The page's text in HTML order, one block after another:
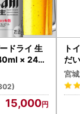
ドライ 生
× 24本
守谷市
15,000
ト
だ
6ロ
宮